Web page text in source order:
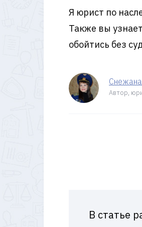
Я юрист по
Также вы
обойтись без
Автор,
В статье